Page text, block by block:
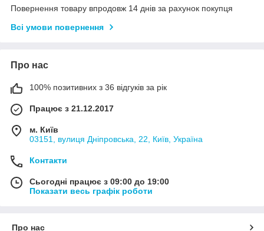
Повернення товару впродовж 14 днів за рахунок покупця
Всі умови повернення
Про нас
100% позитивних з 36 відгуків за рік
Працює з 21.12.2017
м. Київ
03151, вулиця Дніпровська, 22, Київ, Україна
Контакти
Сьогодні працює з 09:00 до 19:00
Показати весь графік роботи
Про нас